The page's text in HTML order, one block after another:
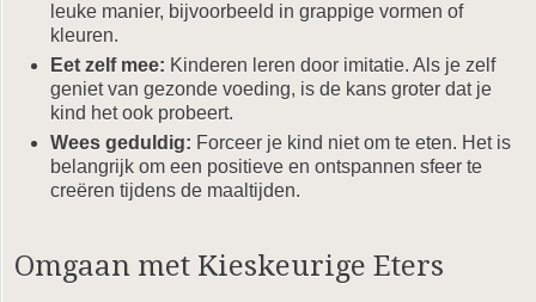
leuke manier, bijvoorbeeld in grappige vormen of
kleuren.
Eet zelf mee: Kinderen leren door imitatie. Als je zelf
geniet van gezonde voeding, is de kans groter dat je
kind het ook probeert.
Wees geduldig: Forceer je kind niet om te eten. Het is
belangrijk om een positieve en ontspannen sfeer te
creëren tijdens de maaltijden.
Omgaan met Kieskeurige Eters